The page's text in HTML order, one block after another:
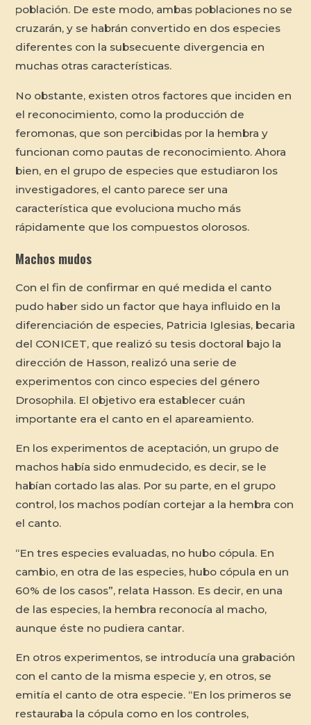
población. De este modo, ambas poblaciones no se
cruzarán, y se habrán convertido en dos especies
diferentes con la subsecuente divergencia en
muchas otras características.
No obstante, existen otros factores que inciden en
el reconocimiento, como la producción de
feromonas, que son percibidas por la hembra y
funcionan como pautas de reconocimiento. Ahora
bien, en el grupo de especies que estudiaron los
investigadores, el canto parece ser una
característica que evoluciona mucho más
rápidamente que los compuestos olorosos.
Machos mudos
Con el fin de confirmar en qué medida el canto
pudo haber sido un factor que haya influido en la
diferenciación de especies, Patricia Iglesias, becaria
del CONICET, que realizó su tesis doctoral bajo la
dirección de Hasson, realizó una serie de
experimentos con cinco especies del género
Drosophila. El objetivo era establecer cuán
importante era el canto en el apareamiento.
En los experimentos de aceptación, un grupo de
machos había sido enmudecido, es decir, se le
habían cortado las alas. Por su parte, en el grupo
control, los machos podían cortejar a la hembra con
el canto.
“En tres especies evaluadas, no hubo cópula. En
cambio, en otra de las especies, hubo cópula en un
60% de los casos”, relata Hasson. Es decir, en una
de las especies, la hembra reconocía al macho,
aunque éste no pudiera cantar.
En otros experimentos, se introducía una grabación
con el canto de la misma especie y, en otros, se
emitía el canto de otra especie. “En los primeros se
restauraba la cópula como en los controles,